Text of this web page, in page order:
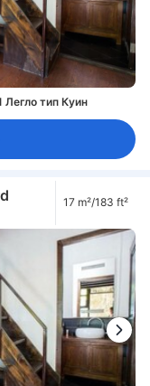
Легло тип Куин
17 m²/183 ft²